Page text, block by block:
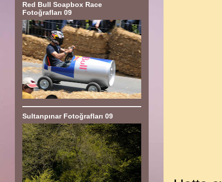
Red Bull Soapbox Race
Fotoğrafları 09
Sultanpınar Fotoğrafları 09